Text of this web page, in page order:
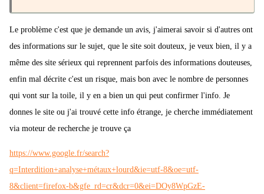
Le problème c'est que je demande un avis, j'aimerai savoir si d'autres ont
des informations sur le sujet, que le site soit douteux, je veux bien, il y a
même des site sérieux qui reprennent parfois des informations douteuses,
enfin mal décrite c'est un risque, mais bon avec le nombre de personnes
qui vont sur la toile, il y en a bien un qui peut confirmer l'info. Je
donnes le site ou j'ai trouvé cette info étrange, je cherche immédiatement
via moteur de recherche je trouve ça
https://www.google.fr/search?
q=Interdition+analyse+métaux+lourd&ie=utf-8&oe=utf-
8&client=firefox-b&gfe_rd=cr&dcr=0&ei=DOy8WpGzE-